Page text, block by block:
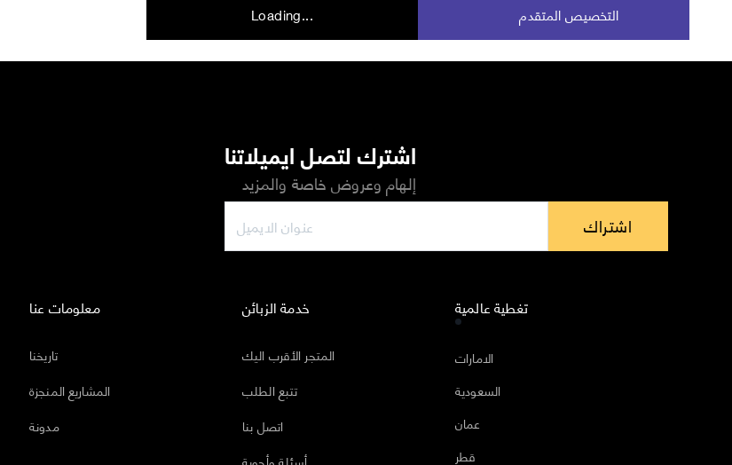
Loading... التخصيص المتقدم
اشترك لتصل ايميلاتنا
إلهام وعروض خاصة والمزيد
اشتراك
معلومات عنا
تاريخنا
المشاريع المنجزة
مدونة
خدمة الزبائن
المتجر الأقرب اليك
تتبع الطلب
اتصل بنا
تغطية عالمية
الامارات
السعودية
عمان
قطر